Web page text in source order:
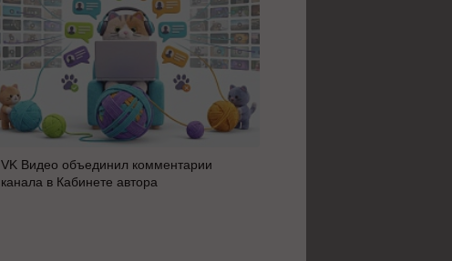
VK Видео объединил комментарии
канала в Кабинете автора